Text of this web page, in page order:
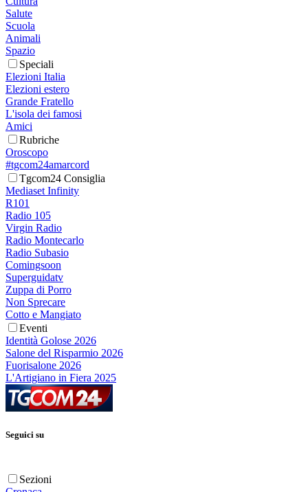
Salute
Scuola
Animali
Spazio
Speciali
Elezioni Italia
Elezioni estero
Grande Fratello
L'isola dei famosi
Amici
Rubriche
Oroscopo
#tgcom24amarcord
Tgcom24 Consiglia
Mediaset Infinity
R101
Radio 105
Virgin Radio
Radio Montecarlo
Radio Subasio
Comingsoon
Superguidatv
Zuppa di Porro
Non Sprecare
Cotto e Mangiato
Eventi
Identità Golose 2026
Salone del Risparmio 2026
Fuorisalone 2026
L'Artigiano in Fiera 2025
Seguici su
Sezioni